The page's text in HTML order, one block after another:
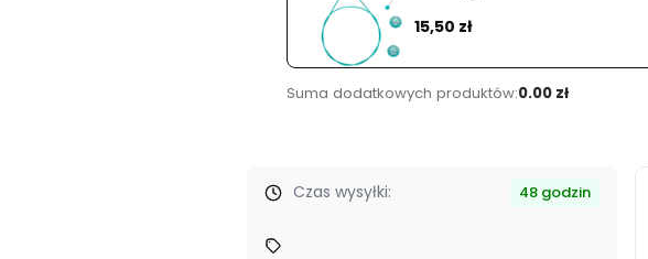
Cena
15,50 zł
Suma dodatkowych produktów:0.00 zł
Czas wysyłki: 48 godzin
- bo wierzymy, że tworzenie powinno iść w parze z wygodą i oszczędnościami.